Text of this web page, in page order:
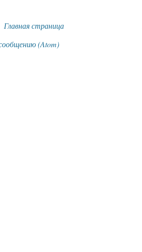
Главная страница
(Atom)